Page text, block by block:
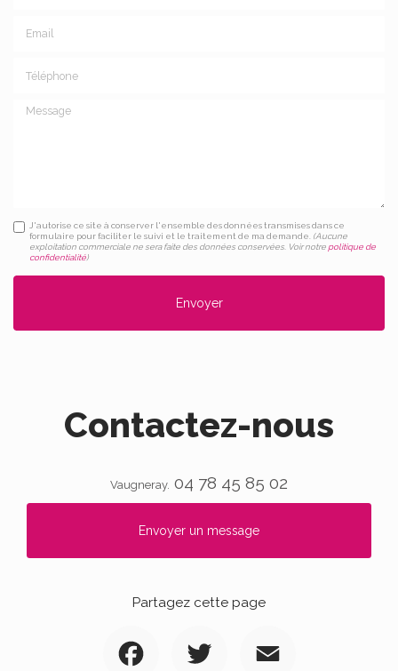
Message
J'autorise ce site à conserver l'ensemble des données transmises dans ce
formulaire pour faciliter le suivi et le traitement de ma demande. (Aucune
exploitation commerciale ne sera faite des données conservées. Voir notre politique de
confidentialité)
Contactez-nous
Vaugneray. 04 78 45 85 02
Envoyer un message
Partagez cette page